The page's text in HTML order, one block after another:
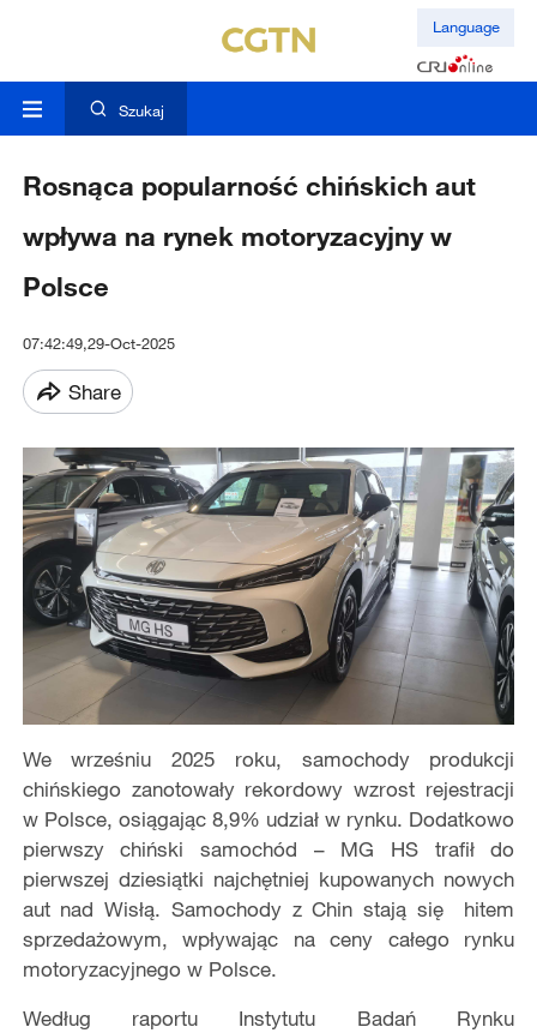
Language
Szukaj
Rosnąca popularność chińskich aut
wpływa na rynek motoryzacyjny w
Polsce
07:42:49,29-Oct-2025
Share
We wrześniu 2025 roku, samochody produkcji
chińskiego zanotowały rekordowy wzrost rejestracji
w Polsce, osiągając 8,9% udział w rynku. Dodatkowo
pierwszy chiński samochód – MG HS trafił do
pierwszej dziesiątki najchętniej kupowanych nowych
aut nad Wisłą. Samochody z Chin stają się hitem
sprzedażowym, wpływając na ceny całego rynku
motoryzacyjnego w Polsce.
Według raportu Instytutu Badań Rynku